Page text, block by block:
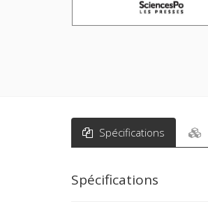
Spécifications
Spécifications